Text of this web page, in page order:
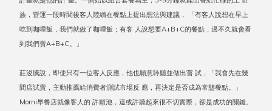
族，營運一段時間後客人陸續在餐點上提出想法與建議， 「有客人說想在早上
吃到咖哩飯，我們就做了咖哩飯；有客 人說想要A+B+C的餐點，過不久就會看
到我們賣A+B+C。」
莊浚騰說，即使只有一位客人反應，他也願意聆聽並做出嘗 試，「我會先在幾
間店試賣，主動推薦給消費者測試市場反 應，再決定是否成為常態餐點。」
Morni早餐店就像客人的 許願池，這或許聽起來很不切實際，卻是成功的關鍵。